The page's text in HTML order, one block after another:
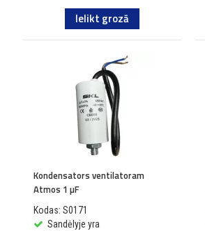
Ielikt grozā
Kondensators ventilatoram
Atmos 1 µF
Kodas: S0171
Sandėlyje yra